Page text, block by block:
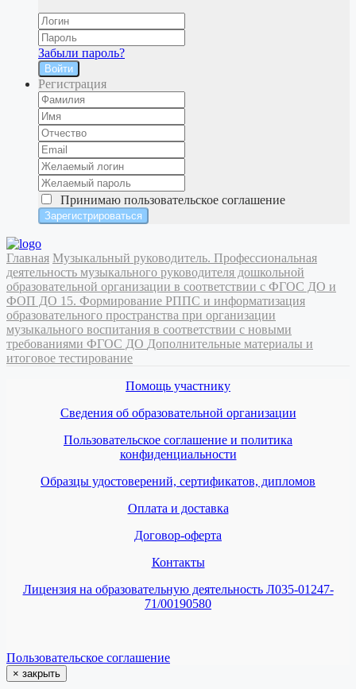
Забыли пароль?
Войти
Регистрация
Принимаю пользовательское соглашение
Главная Музыкальный руководитель. Профессиональная
деятельность музыкального руководителя дошкольной
образовательной организации в соответствии с ФГОС ДО и
ФОП ДО 15. Формирование РППС и информатизация
образовательного пространства при организации
музыкального воспитания в соответствии с новыми
требованиями ФГОС ДО Дополнительные материалы и
итоговое тестирование
Помощь участнику
Сведения об образовательной организации
Пользовательское соглашение и политика
конфиденциальности
Образцы удостоверений, сертификатов, дипломов
Оплата и доставка
Договор-оферта
Контакты
Лицензия на образовательную деятельность Л035-01247-
71/00190580
Пользовательское соглашение
× закрыть